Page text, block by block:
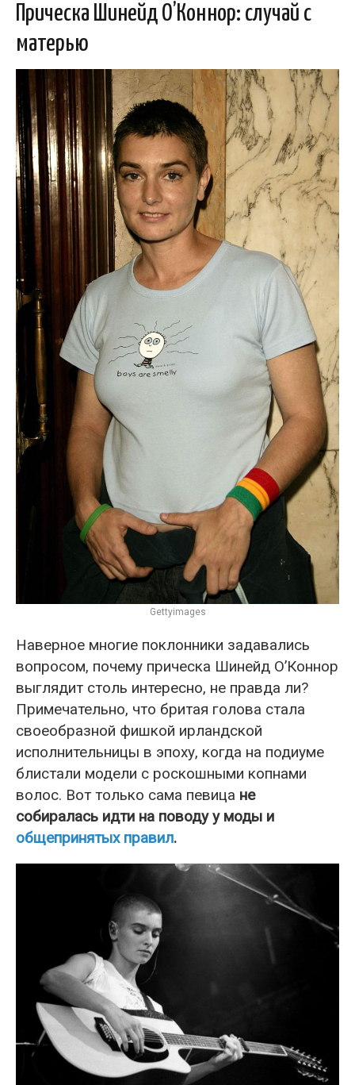
Прическа Шинейд О’Коннор: случай с
матерью
Gettyimages
Наверное многие поклонники задавались
вопросом, почему прическа Шинейд О’Коннор
выглядит столь интересно, не правда ли?
Примечательно, что бритая голова стала
своеобразной фишкой ирландской
исполнительницы в эпоху, когда на подиуме
блистали модели с роскошными копнами
волос. Вот только сама певица не
собиралась идти на поводу у моды и
общепринятых правил.